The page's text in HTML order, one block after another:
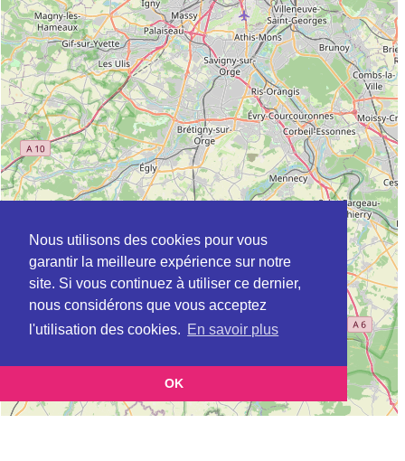
Nous utilisons des cookies pour vous
garantir la meilleure expérience sur notre
site. Si vous continuez à utiliser ce dernier,
nous considérons que vous acceptez
l'utilisation des cookies. En savoir plus
OK